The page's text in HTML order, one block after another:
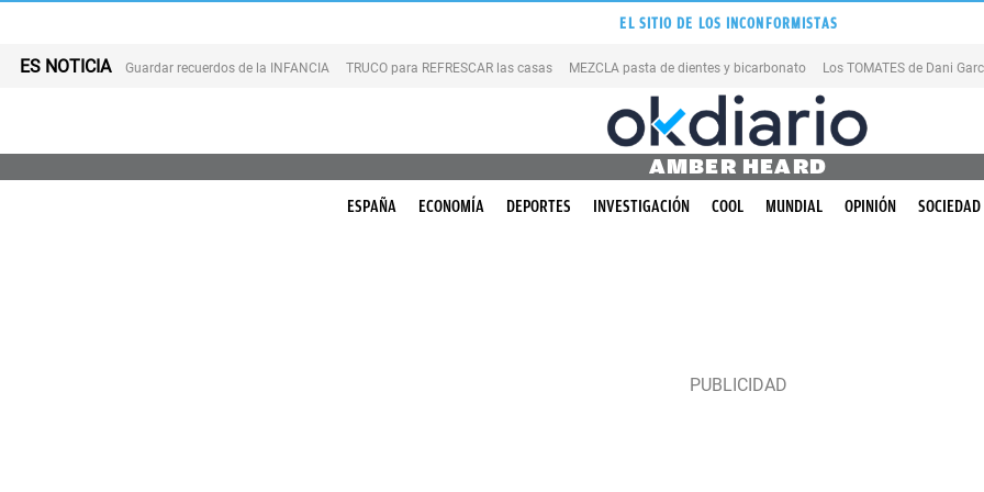
EL SITIO DE LOS INCONFORMISTAS
ES NOTICIA Guardar recuerdos de la INFANCIA TRUCO para REFRESCAR las casas MEZCLA pasta de dientes y bicarbonato Los TOMATES de Dani
AMBER HEARD
ESPAÑA ECONOMÍA DEPORTES INVESTIGACIÓN COOL MUNDIAL OPINIÓN SOCIEDAD